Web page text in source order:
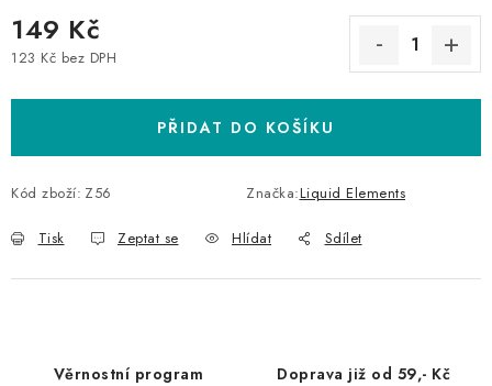
149 Kč
123 Kč bez DPH
PŘIDAT DO KOŠÍKU
Kód zboží: Z56 Značka:Liquid Elements
Tisk Zeptat se Hlídat Sdílet
Věrnostní program Doprava již od 59,- Kč